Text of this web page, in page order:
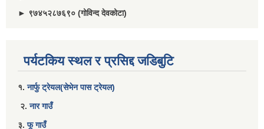
► ९७४५२८७६९० (गोविन्द देवकोटा)
पर्यटकिय स्थल र प्रसिद्द जडिबुटि
१.नार्फु ट्रेयल(सेभेन पास ट्रेयल)
२.नार गाउँ
३.फू गाउँ